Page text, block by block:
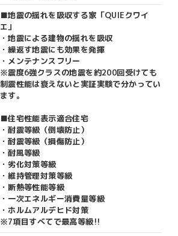
■地震の揺れを吸収する家「QUIEクワイ
エ」
・地震による建物の揺れを吸収
・繰返す地震にも効果を発揮
・メンテナンスフリー
※震度6強クラスの地震を約200回受けても
制震性能は衰えないと実証実験で分かってい
ます。
■住宅性能表示適合住宅
・耐震等級（倒壊防止）
・耐震等級（損傷防止）
・耐風等級
・劣化対策等級
・維持管理対策等級
・断熱等性能等級
・一次エネルギー消費量等級
・ホルムアルデヒド対策
※7項目すべてで最高等級!!